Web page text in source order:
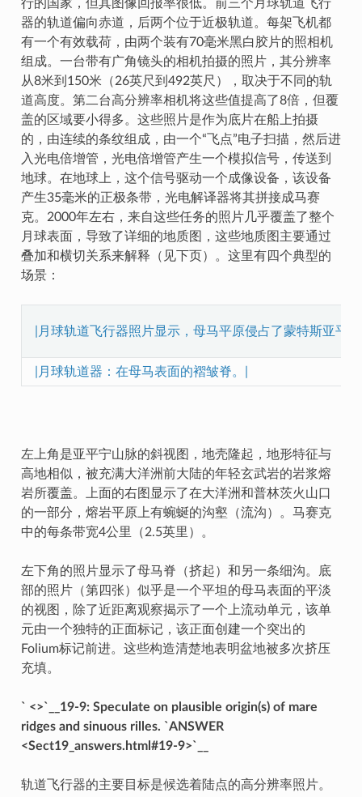
行的国家，但其图像回报率很低。前三个月球轨道飞行
器的轨道偏向赤道，后两个位于近极轨道。每架飞机都
有一个有效载荷，由两个装有70毫米黑白胶片的照相机
组成。一台带有广角镜头的相机拍摄的照片，其分辨率
从8米到150米（26英尺到492英尺），取决于不同的轨
道高度。第二台高分辨率相机将这些值提高了8倍，但覆
盖的区域要小得多。这些照片是作为底片在船上拍摄
的，由连续的条纹组成，由一个“飞点”电子扫描，然后进
入光电倍增管，光电倍增管产生一个模拟信号，传送到
地球。在地球上，这个信号驱动一个成像设备，该设备
产生35毫米的正极条带，光电解译器将其拼接成马赛
克。2000年左右，来自这些任务的照片几乎覆盖了整个
月球表面，导致了详细的地质图，这些地质图主要通过
叠加和横切关系来解释（见下页）。这里有四个典型的
场景：
|月球轨道飞行器照片显示，母马平原侵占了蒙特斯亚平
|月球轨道器：在母马表面的褶皱脊。|
左上角是亚平宁山脉的斜视图，地壳隆起，地形特征与
高地相似，被充满大洋洲前大陆的年轻玄武岩的岩浆熔
岩所覆盖。上面的右图显示了在大洋洲和普林茨火山口
的一部分，熔岩平原上有蜿蜒的沟壑（流沟）。马赛克
中的每条带宽4公里（2.5英里）。
左下角的照片显示了母马脊（挤起）和另一条细沟。底
部的照片（第四张）似乎是一个平坦的母马表面的平淡
的视图，除了近距离观察揭示了一个上流动单元，该单
元由一个独特的正面标记，该正面创建一个突出的
Folium标记前进。这些构造清楚地表明盆地被多次挤压
充填。
` <>`__19-9: Speculate on plausible origin(s) of mare
ridges and sinuous rilles. `ANSWER
<Sect19_answers.html#19-9>`__
轨道飞行器的主要目标是候选着陆点的高分辨率照片。